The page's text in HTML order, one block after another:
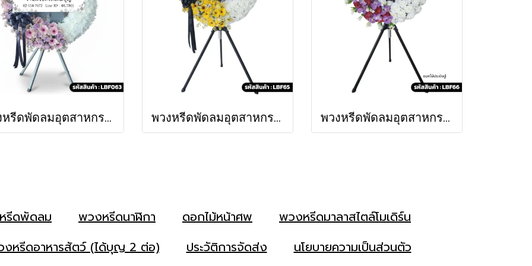
พวงหรีดพัดลมอุตสาหกรรม "บุหงารำไพ" (LBF 063) พวงหรีดพัดลมอุตสาหกรรม รัศมี (LBF65) พวงหรีดพัดลมอุตสาหกรรม ดอกไม้ประดิษฐ์ มณีทิพย์ (LBF66)
รีดพัดลม พวงหรีดนาฬิกา ดอกไม้หน้าศพ
พวงหรีดมาลาสไตล์โมเดิร์น
หรีดอาหารสัตว์ (ได้บุญ 2 ต่อ)
ประวัติการจัดส่ง นโยบายความเป็นส่วนตัว